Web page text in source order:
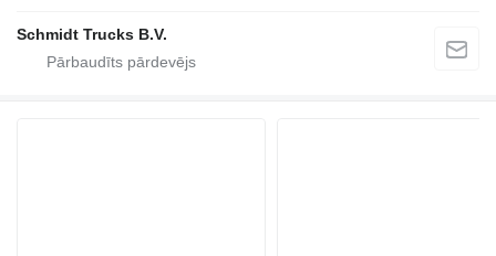
Schmidt Trucks B.V.